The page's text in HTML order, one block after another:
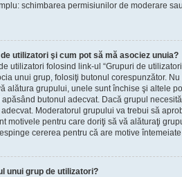
schimbarea permisiunilor de moderare
utilizatori şi cum pot să mă asociez unuia?
utilizatori folosind link-ul “Grupuri de
unui grup, folosiţi butonul corespunzător.
alătura grupului, unele sunt închise şi altele
butonul adecvat. Dacă grupul
Moderatorul grupului va trebui să
motivele pentru care doriţi să vă alăturaţi
cererea pentru că are motive
unui grup de utilizatori?